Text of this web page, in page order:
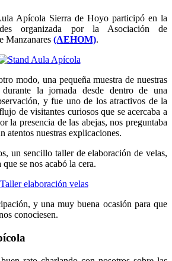
Apícola Sierra de Hoyo participó en la
organizada por la Asociación de
Manzanares (AEHOM).
modo, una pequeña muestra de nuestras
durante la jornada desde dentro de una
y fue uno de los atractivos de la
de visitantes curiosos que se acercaba a
la presencia de las abejas, nos preguntaba
atentos nuestras explicaciones.
un sencillo taller de elaboración de velas,
se nos acabó la cera.
y una muy buena ocasión para que
conociesen.